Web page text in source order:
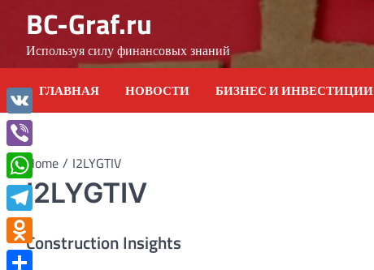
content
BC-Graf.ru
Используя силу финансовых знаний
ГЛАВНАЯ НОВОСТИ БИЗНЕС И ИНВЕСТИЦИИ
Home I2LYGTIV
I2LYGTIV
Construction Insights
VK
Viber
WhatsApp
Telegram
Odnoklassniki